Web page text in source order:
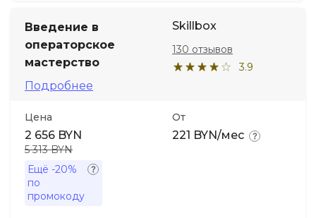
Введение в
операторское
мастерство
Подробнее
Skillbox
3.9
130 отзывов
Цена
2 656 BYN
5 313 BYN
Ещё -20%
по
промокоду
От
221 BYN/мес